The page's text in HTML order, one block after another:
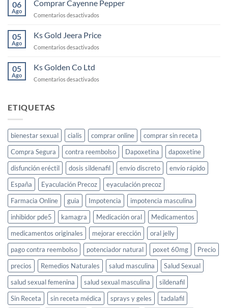
cómo
qué
es
cómo
06
Ago
Comprar Cayenne Pepper
Comentarios desactivados
Pepper
05
Ago
Ks Gold Jeera Price
Comentarios desactivados
Price
05
Ago
Ks Golden Co Ltd
Comentarios desactivados
ETIQUETAS
bienestar sexual cialis comprar online
comprar sin receta
Compra Segura
contra reembolso Dapoxetina
dapoxetine
disfunción eréctil
dosis sildenafil envío discreto
envío rápido
España
Eyaculación Precoz
eyaculación precoz
Farmacia Online
guia Impotencia
impotencia masculina
inhibidor pde5
kamagra Medicación oral
Medicamentos
medicamentos originales
mejorar erección
oral jelly
pago contra reembolso
potenciador natural poxet 60mg
Precio
precios
Remedios Naturales salud masculina
Salud Sexual
salud sexual femenina
salud sexual masculina
sildenafil
Sin Receta
sin receta médica sprays y geles
tadalafil